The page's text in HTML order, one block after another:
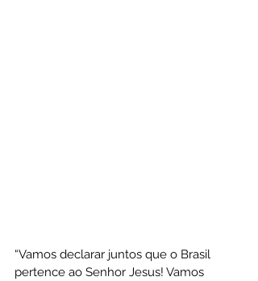
“Vamos declarar juntos que o Brasil
pertence ao Senhor Jesus! Vamos